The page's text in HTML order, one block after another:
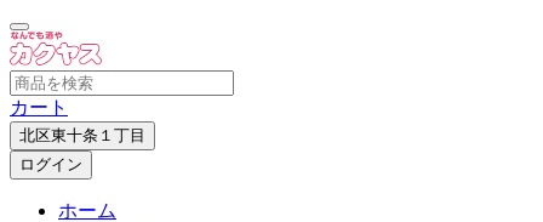
カート
北区東十条１丁目
ログイン
ホーム